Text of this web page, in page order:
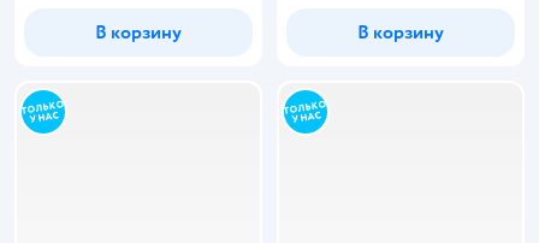
В корзину В корзину